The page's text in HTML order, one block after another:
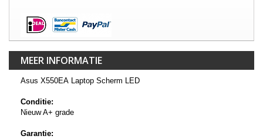
MEER INFORMATIE
Asus X550EA Laptop Scherm LED
Conditie:
Nieuw A+ grade
Garantie: